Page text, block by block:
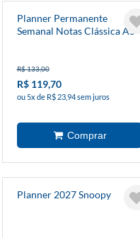
Planner Permanente
Semanal Notas Clássica A5
R$ 133,00
R$ 119,70
ou 5x de R$ 23,94 sem juros
Planner 2027 Snoopy